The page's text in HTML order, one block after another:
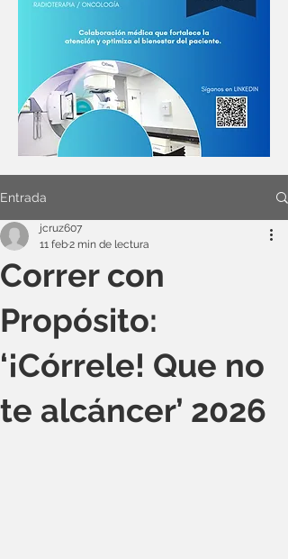
Entrada
Correr con
Propósito:
‘¡Córrele! Que no
te alcáncer’ 2026
jcruz607
11 feb2 min de lectura